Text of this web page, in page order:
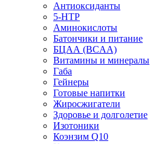
Антиоксиданты
5-HTP
Аминокислоты
Батончики и питание
БЦАА (BCAA)
Витамины и минералы
Габа
Гейнеры
Готовые напитки
Жиросжигатели
Здоровье и долголетие
Изотоники
Коэнзим Q10